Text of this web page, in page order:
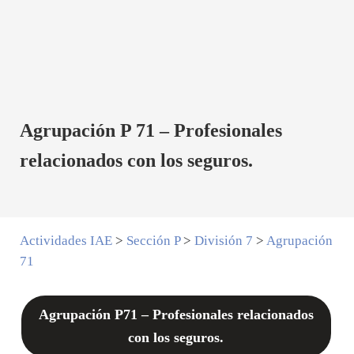
Agrupación P 71 – Profesionales
relacionados con los seguros.
Actividades IAE> Sección P> División 7 > Agrupación
71
Agrupación P71 – Profesionales relacionados
con los seguros.